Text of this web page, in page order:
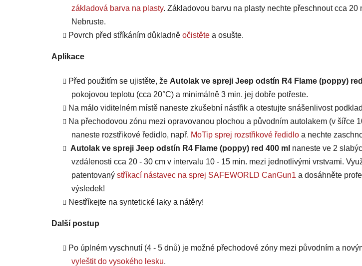
základová barva na plasty. Základovou barvu na plasty nechte přeschnout cca 20
Nebruste.
Povrch před stříkáním důkladně očistěte a osušte.
Aplikace
Před použitím se ujistěte, že Autolak ve spreji Jeep odstín R4 Flame (poppy) red
pokojovou teplotu (cca 20°C) a minimálně 3 min. jej dobře potřeste.
Na málo viditelném místě naneste zkušební nástřik a otestujte snášenlivost
Na přechodovou zónu mezi opravovanou plochou a původním autolakem (v šířce
naneste rozstřikové ředidlo, např. MoTip sprej rozstřikové ředidlo a nechte
Autolak ve spreji Jeep odstín R4 Flame (poppy) red 400 ml naneste ve 2
vzdálenosti cca 20 - 30 cm v intervalu 10 - 15 min. mezi jednotlivými vrstvami.
patentovaný stříkací nástavec na sprej SAFEWORLD CanGun1 a dosáhněte
výsledek!
Nestříkejte na syntetické laky a nátěry!
Další postup
Po úplném vyschnutí (4 - 5 dnů) je možné přechodové zóny mezi původním a
vyleštit do vysokého lesku.